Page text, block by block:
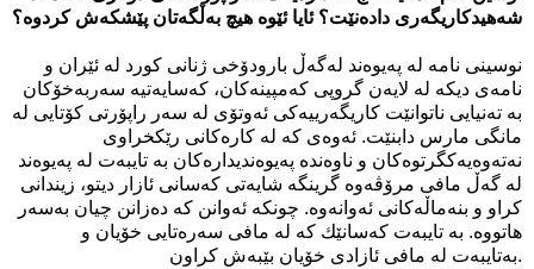
شه‌هیدكاریگه‌ری داده‌نێت؟ ئایا ئێوه‌ هیچ به‌ڵگه‌تان پێشكه‌ش كردوه‌؟
نوسینی‌ نامه‌ له‌ په‌یوه‌ند له‌گه‌ڵ بارودۆخی ژنانی‌ كورد له‌ ئێران و
نامه‌ی دیكه‌ له‌ لایه‌ن گروپی كه‌مپینه‌كان، كه‌سایه‌تیه‌ سه‌ربه‌خۆكان
به‌ ته‌نیایی‌ ناتوانێت كاریگه‌رییه‌كی‌ ئه‌وتۆی له‌ سه‌ر راپۆرتی‌ كۆتایی له‌
مانگی مارس دابنێت. ئه‌وه‌ی‌ كه‌ له‌ كاره‌كانی‌ رێكخراوی
نه‌ته‌وه‌یه‌كگرتوه‌كان و ناوه‌نده‌ په‌یوه‌ندیداره‌كان به‌ تایبه‌ت له‌ په‌یوه‌ند
له‌ گه‌ڵ مافی مرۆڤه‌وه‌ گرینگه‌ شایه‌تی‌ كه‌سانی‌ ئازار دیتو، زیندانی‌
كراو و بنه‌ماڵه‌كانی‌ ئه‌وانه‌وه‌. چونكه‌ ئه‌وانن كه‌ ده‌زانن چیان به‌سه‌ر
هاتووه‌. به‌ تایبه‌ت كه‌سانێك كه‌ له‌ مافی سه‌ره‌تایی خۆیان و
به‌تایبه‌ت له‌ مافی ئازادی‌ خۆیان بێبه‌ش كراون.